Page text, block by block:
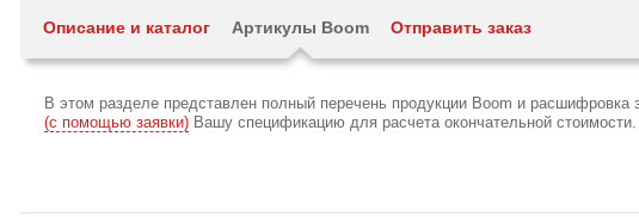
Описание и каталог Артикулы Boom Отправить заказ
В этом разделе представлен полный перечень продукции Boom и
(с помощью заявки) Вашу спецификацию для расчета окончательной